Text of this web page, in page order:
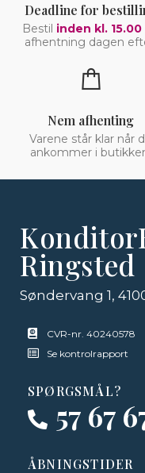
Deadline for
Bestil inden kl. 15.00
afhentning dagen
Nem afhenting
Varene står klar når
ankommer i
Ringsted
Søndervang 1,
CVR-nr. 40240578
Se kontrolrapport
SPØRGSMÅL?
57 67
ÅBNINGSTIDER